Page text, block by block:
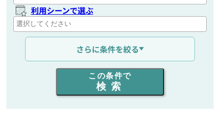
利用シーンで選ぶ
通信距離を選ぶ
出力を選ぶ
同時通話人数を選ぶ
さらに条件を絞る
この条件で
検索